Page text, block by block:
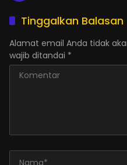
Tinggalkan Balasan
Alamat email Anda tidak
wajib ditandai *